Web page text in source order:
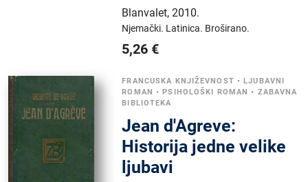
Blanvalet,2010.
Njemački. Latinica. Broširano.
5,26 €
FRANCUSKA KNJIŽEVNOST •LJUBAVNI
ROMAN •PSIHOLOŠKI ROMAN • ZABAVNA
BIBLIOTEKA
Jean d'Agreve:
Historija jedne velike
ljubavi